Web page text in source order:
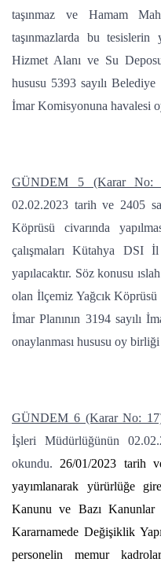
taşınmaz ve Hamam
taşınmazlarda bu
Hizmet Alanı ve Su
hususu 5393 sayılı
İmar Komisyonuna havalesi
GÜNDEM 5 (Karar No:
02.02.2023 tarih ve 2405
Köprüsü civarında
çalışmaları Kütahya DSI
yapılacaktır. Söz konusu
olan İlçemiz Yağcık
İmar Planının 3194 sayılı
onaylanması hususu oy
GÜNDEM 6 (Karar No:
İşleri Müdürlüğünün
okundu. 26/01/2023 tarih
yayımlanarak yürürlüğe
Kanunu ve Bazı
Kararnamede Değişiklik
personelin memur